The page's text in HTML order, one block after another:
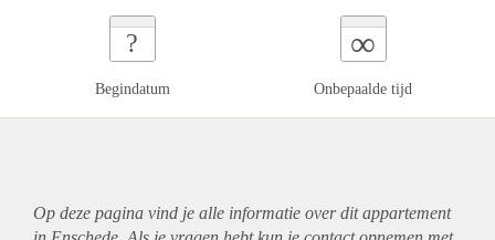
?
Begindatum
∞
Onbepaalde tijd
Op deze pagina vind je alle informatie over ditappartement